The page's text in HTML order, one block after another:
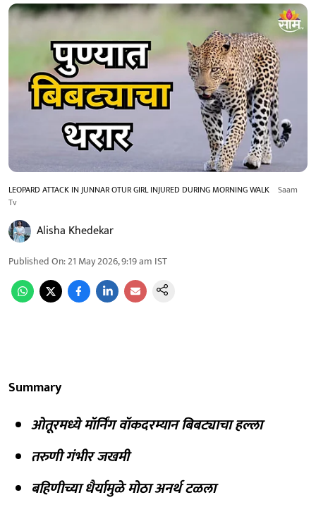
LEOPARD ATTACK IN JUNNAR OTUR GIRL INJURED DURING MORNING WALK Saam
Tv
Alisha Khedekar
Published On:21 May 2026, 9:19 am IST
Summary
ओतूरमध्ये मॉर्निंग वॉकदरम्यान बिबट्याचा हल्ला
तरुणी गंभीर जखमी
बहिणीच्या धैर्यामुळे मोठा अनर्थ टळला